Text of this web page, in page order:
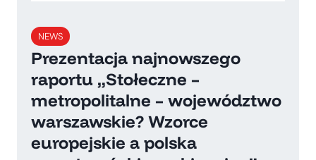
NEWS
Prezentacja najnowszego
raportu „Stołeczne –
metropolitalne – województwo
warszawskie? Wzorce
europejskie a polska